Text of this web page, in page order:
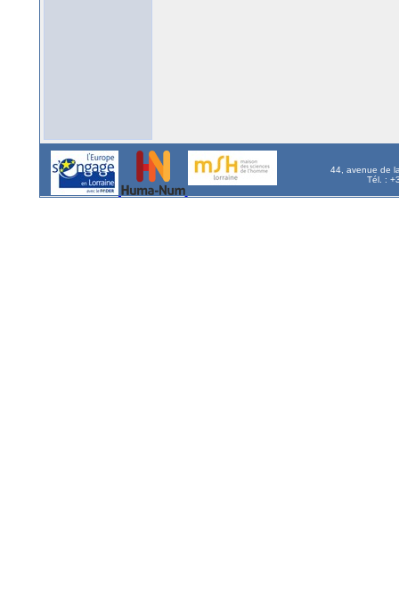
44, avenue de
Tél. :